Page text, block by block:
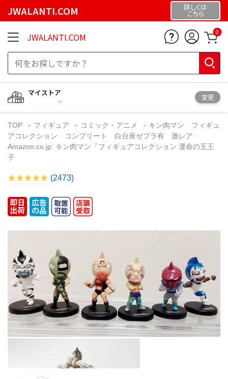
JWALANTI.COM 詳しくは
こちら
JWALANTI.COM 0
マイストア
変更
TOP フィギュア コミック・アニメ
キン肉マン フィギュ
アコレクション コンプリート 白台座ゼブラ有 激レア
Amazon.co.jp: キン肉マン『フィギュアコレクション 運命の五王
子
(2473)